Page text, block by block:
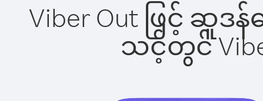
Viber Out ဖြင့် ဆူ
သင့်တွင်